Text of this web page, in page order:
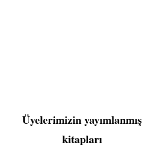
Üyelerimizin yayımlanmış
kitapları